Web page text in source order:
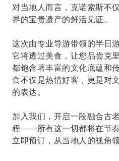
对当地人而言，克诺索斯不
界的宝贵遗产的鲜活见证。
这次由专业导游带领的半日
它将透过美食，让您品尝克
都饱含著丰富的文化底蕴和
食不仅是热情好客，更是对
的表达。
加入我们，开启一段融合古
程——所有这一切都将在节奏
立即预订，从当地人的视角